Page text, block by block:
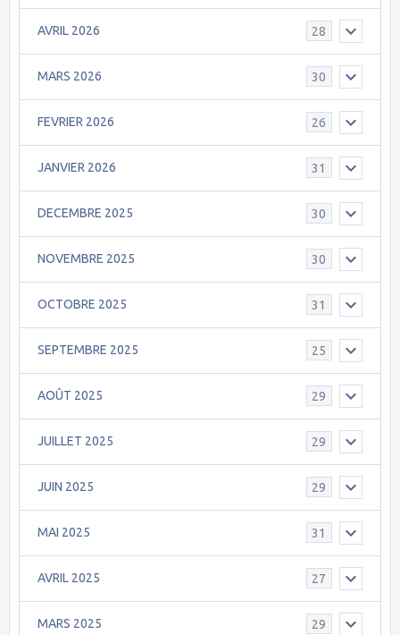
AVRIL 2026 28
MARS 2026 30
FEVRIER 2026 26
JANVIER 2026 31
DECEMBRE 2025 30
NOVEMBRE 2025 30
OCTOBRE 2025 31
SEPTEMBRE 2025 25
AOÛT 2025 29
JUILLET 2025 29
JUIN 2025 29
MAI 2025 31
AVRIL 2025 27
MARS 2025 29